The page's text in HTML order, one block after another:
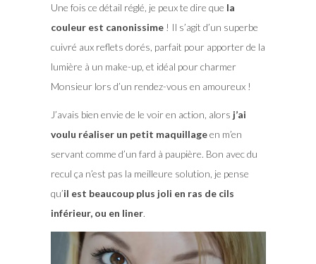
Une fois ce détail réglé, je peux te dire que la
couleur est canonissime! Il s’agit d’un superbe
cuivré aux reflets dorés, parfait pour apporter de la
lumière à un make-up, et idéal pour charmer
Monsieur lors d’un rendez-vous en amoureux !
J’avais bien envie de le voir en action, alors j’ai
voulu réaliser un petit maquillageen m’en
servant comme d’un fard à paupière. Bon avec du
recul ça n’est pas la meilleure solution, je pense
qu’il est beaucoup plus joli en ras de cils
inférieur, ou en liner.